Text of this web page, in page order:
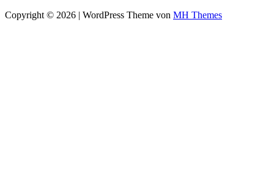
Copyright © 2026 | WordPress Theme von MH Themes